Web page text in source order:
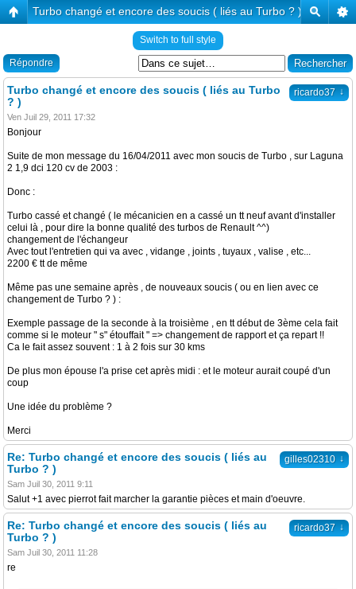
Turbo changé et encore des soucis ( liés au Turbo ? )
Switch to full style
Répondre
ricardo37 ↓
Turbo changé et encore des soucis ( liés au Turbo
? )
Ven Juil 29, 2011 17:32
Bonjour
Suite de mon message du 16/04/2011 avec mon soucis de Turbo , sur Laguna
2 1,9 dci 120 cv de 2003 :
Donc :
Turbo cassé et changé ( le mécanicien en a cassé un tt neuf avant d'installer
celui là , pour dire la bonne qualité des turbos de Renault ^^)
changement de l'échangeur
Avec tout l'entretien qui va avec , vidange , joints , tuyaux , valise , etc...
2200 € tt de même
Même pas une semaine après , de nouveaux soucis ( ou en lien avec ce
changement de Turbo ? ) :
Exemple passage de la seconde à la troisième , en tt début de 3ème cela fait
comme si le moteur " s" étouffait " => changement de rapport et ça repart !!
Ca le fait assez souvent : 1 à 2 fois sur 30 kms
De plus mon épouse l'a prise cet après midi : et le moteur aurait coupé d'un
coup
Une idée du problème ?
Merci
gilles02310 ↓
Re: Turbo changé et encore des soucis ( liés au
Turbo ? )
Sam Juil 30, 2011 9:11
Salut +1 avec pierrot fait marcher la garantie pièces et main d'oeuvre.
ricardo37 ↓
Re: Turbo changé et encore des soucis ( liés au
Turbo ? )
Sam Juil 30, 2011 11:28
re